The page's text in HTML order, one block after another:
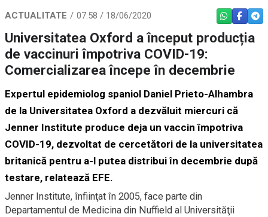
ACTUALITATE 07:58 / 18/06/2020 WHATSAPP
Universitatea Oxford a început producția
de vaccinuri împotriva COVID-19:
Comercializarea începe în decembrie
Expertul epidemiolog spaniol Daniel Prieto-Alhambra
de la Universitatea Oxford a dezvăluit miercuri că
Jenner Institute produce deja un vaccin împotriva
COVID-19, dezvoltat de cercetători de la universitatea
britanică pentru a-l putea distribui în decembrie după
testare, relatează EFE.
Jenner Institute, înfiinţat în 2005, face parte din
Departamentul de Medicina din Nuffield al Universităţii